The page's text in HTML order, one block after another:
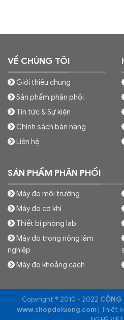
VỀ CHÚNG TÔI
Giới thiệu chung
Sản phẩm phân phối
Tin tức & Sự kiện
Chính sách bán hàng
Liên hệ
SẢN PHẨM PHÂN PHỐI
Máy đo môi trường
Máy đo cơ khí
Thiết bị phòng lab
Máy đo trong nông lâm
nghiệp
Máy đo khoảng cách
Copyright © 2010 - 2022 CÔNG
www.shopdoluong.com | Thiết